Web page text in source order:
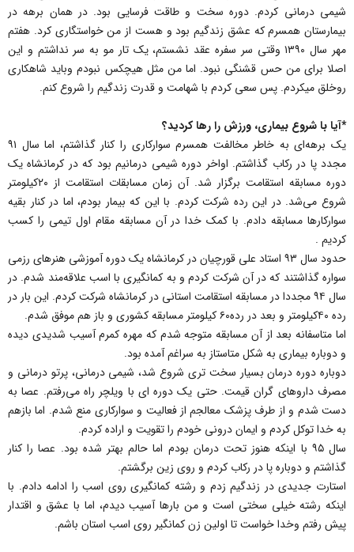
شیمی درمانی کردم. دوره سخت و طاقت فرسایی بود. در همان برهه در
بیمارستان همسرم که عشق زندگیم بود و هست از من خواستگاری کرد. هفتم
مهر سال ۱۳۹۰ وقتی سر سفره عقد نشستم، یک تار مو به سر نداشتم و این
اصلا برای من حس قشنگی نبود. اما من مثل هیچکس نبودم وباید شاهکاری
روخلق میکردم. پس سعی کردم با شهامت و قدرت زندگیم را شروع کنم.
*آیا با شروع بیماری، ورزش را رها کردید؟
یک برهه‌ای به خاطر مخالفت همسرم سوارکاری را کنار گذاشتم، اما سال ۹۱
مجدد پا در رکاب گذاشتم. اواخر دوره شیمی درمانیم بود که در کرمانشاه یک
دوره مسابقه استقامت برگزار شد. آن زمان مسابقات استقامت از ۲۰کیلومتر
شروع می‌شد. در این رده شرکت کردم. با این که بیمار بودم، اما در کنار بقیه
سوارکارها مسابقه دادم. با کمک خدا در آن مسابقه مقام اول تیمی را کسب
کردیم .
حدود سال ۹۳ استاد علی قورچیان در کرمانشاه یک دوره آموزشی هنرهای رزمی
سواره گذاشتند که در آن شرکت کردم و به کمانگیری با اسب علاقه‌مند شدم. در
سال ۹۴ مجددا در مسابقه استقامت استانی در کرمانشاه شرکت کردم. این بار در
رده ۴۰کیلومتر و بعد در رده۶۰ کیلومتر مسابقه کشوری و باز هم موفق شدم.
اما متاسفانه بعد از آن مسابقه متوجه شدم که مهره کمرم آسیب شدیدی دیده
و دوباره بیماری به شکل متاستاز به سراغم آمده بود.
دوباره دوره درمان بسیار سخت تری شروع شد، شیمی درمانی، پرتو درمانی و
مصرف داروهای گران قیمت. حتی یک دوره ای با ویلچر راه می‌رفتم. عصا به
دست شدم و از طرف پزشک معالجم از فعالیت و سوارکاری منع شدم. اما بازهم
به خدا توکل کردم و ایمان درونی خودم را تقویت و اراده کردم.
سال ۹۵ با اینکه هنوز تحت درمان بودم اما حالم بهتر شده بود. عصا را کنار
گذاشتم و دوباره پا در رکاب کردم و روی زین برگشتم.
استارت جدیدی در زندگیم زدم و رشته کمانگیری روی اسب را ادامه دادم. با
اینکه رشته خیلی سختی است و من بارها آسیب دیدم، اما با عشق و اقتدار
پیش رفتم وخدا خواست تا اولین زن کمانگیر روی اسب استان باشم.